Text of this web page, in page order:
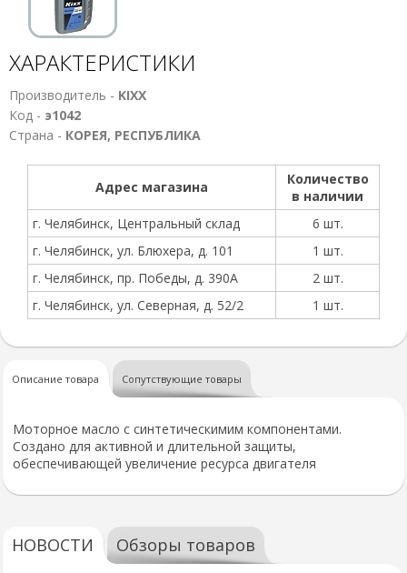
ХАРАКТЕРИСТИКИ
Производитель - KIXX
Код - э1042
Страна - КОРЕЯ, РЕСПУБЛИКА
Адрес магазина
Количество
в наличии
г. Челябинск, Центральный склад
6 шт.
г. Челябинск, ул. Блюхера, д. 101
1 шт.
г. Челябинск, пр. Победы, д. 390А
2 шт.
г. Челябинск, ул. Северная, д. 52/2
1 шт.
Описание товара Сопутствующие товары
Моторное масло с синтетическимим компонентами.
Создано для активной и длительной защиты,
обеспечивающей увеличение ресурса двигателя
НОВОСТИ Обзоры товаров